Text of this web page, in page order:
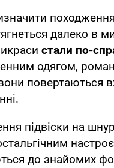
далеко в
стали по-
одягом,
повертаються
підвіски на
до знайомих